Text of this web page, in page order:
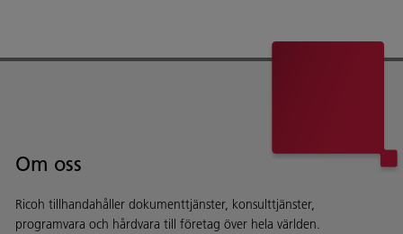
Om oss
Ricoh tillhandahåller dokumenttjänster, konsulttjänster,
programvara och hårdvara till företag över hela världen.